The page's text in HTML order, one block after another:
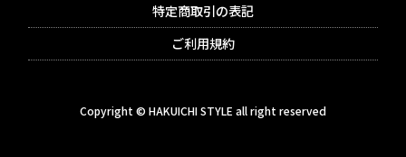
特定商取引の表記
ご利用規約
Copyright © HAKUICHI STYLE all right reserved